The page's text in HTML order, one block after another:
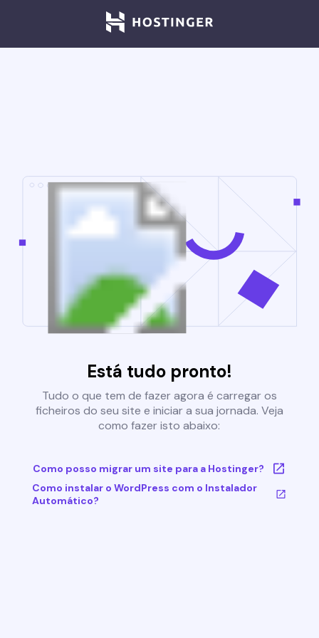
Está tudo pronto!
Tudo o que tem de fazer agora é carregar os
ficheiros do seu site e iniciar a sua jornada. Veja
como fazer isto abaixo:
Como posso migrar um site para a Hostinger?
Como instalar o WordPress com o Instalador
Automático?